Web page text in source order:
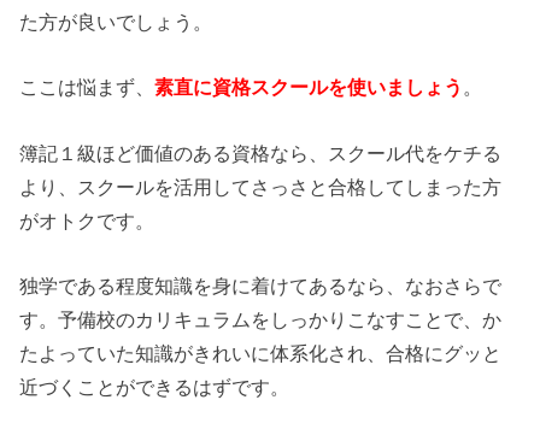
た方が良いでしょう。
ここは悩まず、素直に資格スクールを使いましょう 。
簿記１級ほど価値のある資格なら、スクール代をケチる
より、スクールを活用してさっさと合格してしまった方
がオトクです。
独学である程度知識を身に着けてあるなら、なおさらで
す。予備校のカリキュラムをしっかりこなすことで、か
たよっていた知識がきれいに体系化され、合格にグッと
近づくことができるはずです。